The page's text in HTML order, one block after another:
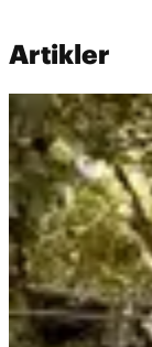
Artikler